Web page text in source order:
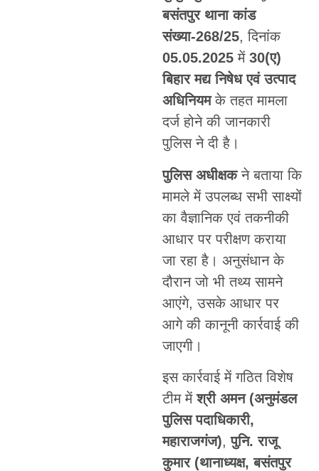
बसंतपुर थाना कांड
संख्या-268/25, दिनांक
05.05.2025में 30(ए)
बिहार मद्य निषेध एवं उत्पाद
अधिनियमके तहत मामला
दर्ज होने की जानकारी
पुलिस ने दी है।
पुलिस अधीक्षकने बताया कि
मामले में उपलब्ध सभी साक्ष्यों
का वैज्ञानिक एवं तकनीकी
आधार पर परीक्षण कराया
जा रहा है। अनुसंधान के
दौरान जो भी तथ्य सामने
आएंगे, उसके आधार पर
आगे की कानूनी कार्रवाई की
जाएगी।
इस कार्रवाई में गठित विशेष
टीम मेंश्री अमन (अनुमंडल
पुलिस पदाधिकारी,
महाराजगंज),पुनि. राजू
कुमार (थानाध्यक्ष, बसंतपुर